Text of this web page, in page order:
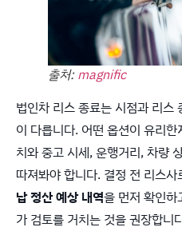
출처:magnific
법인차 리스 종료는 시점과 리스
이 다릅니다. 어떤 옵션이 유리한
치와 중고 시세, 운행거리, 차량
따져봐야 합니다. 결정 전 리스사
납 정산 예상 내역을 먼저 확인하
가 검토를 거치는 것을 권장합니